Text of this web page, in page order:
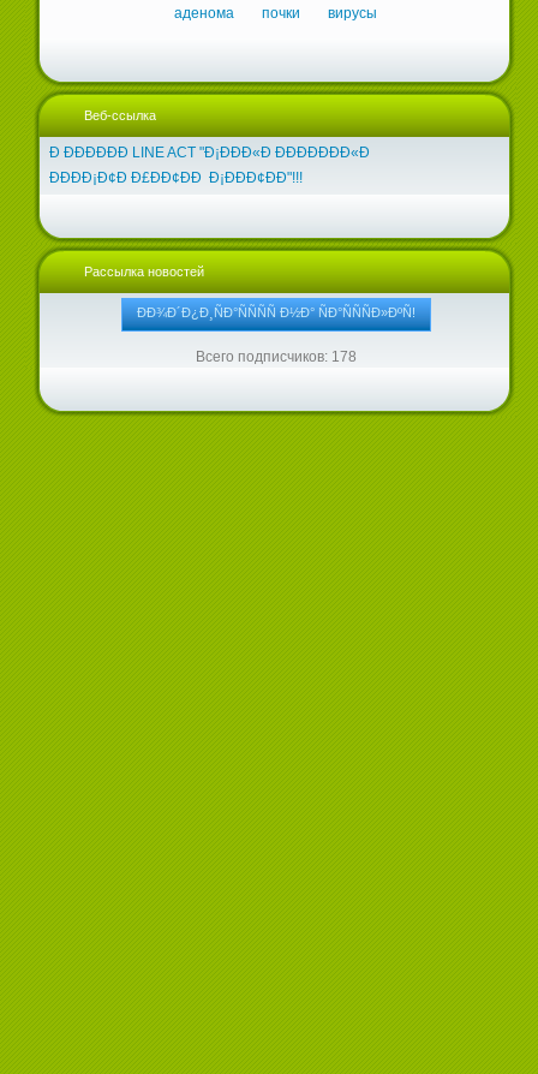
аденома почки вирусы
Веб-ссылка
Ð ÐÐÐÐÐÐ LINE ACT "Ð¡ÐÐÐ«Ð ÐÐÐÐÐÐÐ«Ð
ÐÐÐÐ¡Ð¢Ð Ð£ÐÐ¢ÐÐ Ð¡ÐÐÐ¢ÐÐ"!!!
Рассылка новостей
Всего подписчиков: 178